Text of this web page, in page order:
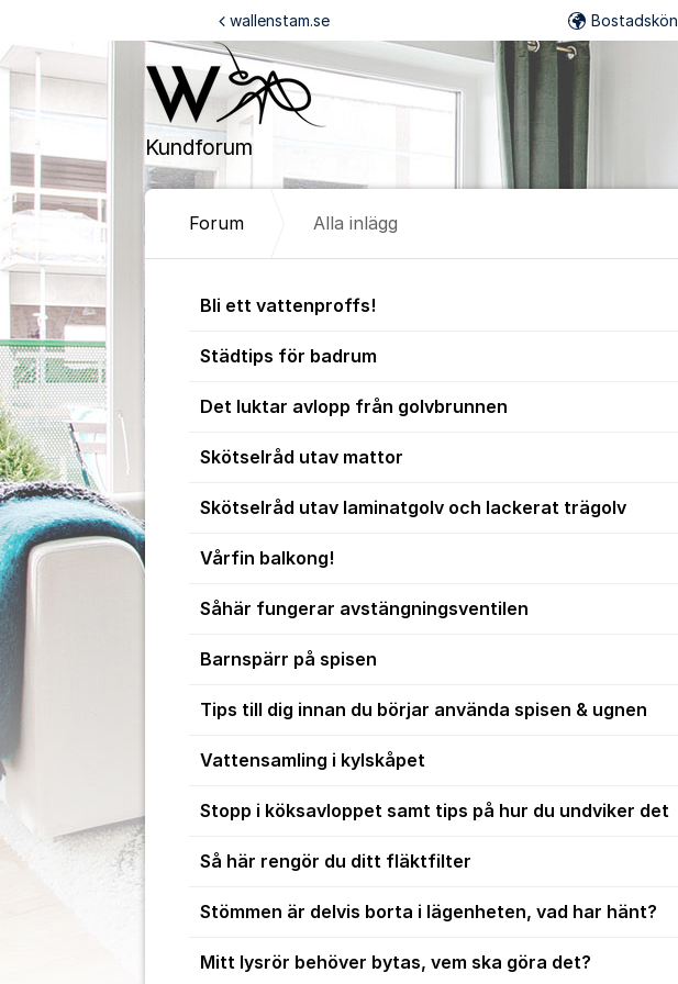
Kundforum
wallenstam.se Bostadskön
Forum Alla inlägg
Alla inlägg
Bli ett vattenproffs!
Städtips för badrum
Det luktar avlopp från golvbrunnen
Skötselråd utav mattor
Skötselråd utav laminatgolv och lackerat trägolv
Vårfin balkong!
Såhär fungerar avstängningsventilen
Barnspärr på spisen
Tips till dig innan du börjar använda spisen & ugnen
Vattensamling i kylskåpet
Stopp i köksavloppet samt tips på hur du undviker det
Så här rengör du ditt fläktfilter
Stömmen är delvis borta i lägenheten, vad har hänt?
Mitt lysrör behöver bytas, vem ska göra det?